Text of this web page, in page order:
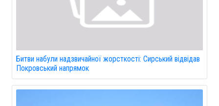
Битви набули надзвичайної жорсткості: Сирський відвідав
Покровський напрямок